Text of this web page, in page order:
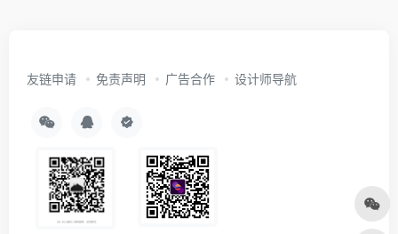
友链申请 免责声明 广告合作 设计师导航